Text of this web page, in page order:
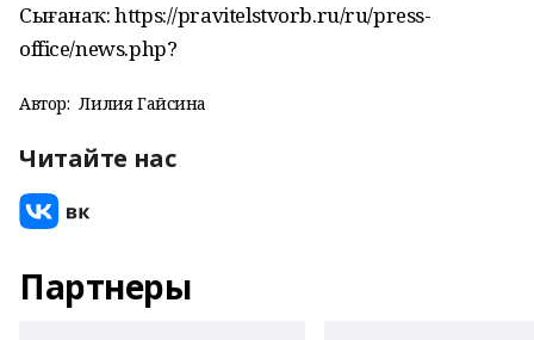
Сығанаҡ: https://pravitelstvorb.ru/ru/press-
office/news.php?
Автор: Лилия Гайсина
Читайте нас
Партнеры